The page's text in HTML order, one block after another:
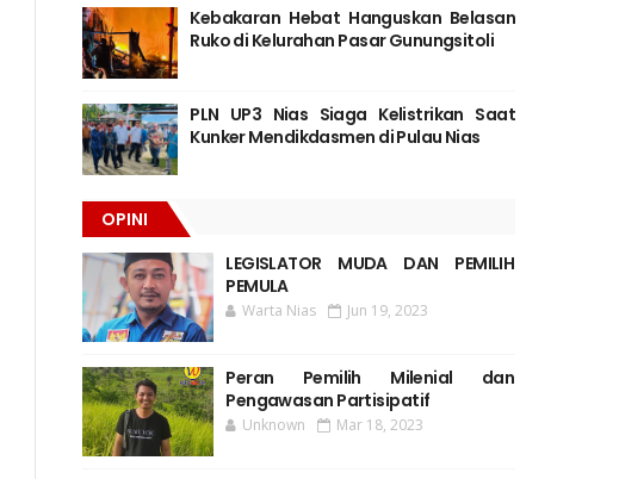
Kebakaran Hebat Hanguskan Belasan
Ruko di Kelurahan Pasar Gunungsitoli
PLN UP3 Nias Siaga Kelistrikan Saat
Kunker Mendikdasmen di Pulau Nias
OPINI
LEGISLATOR MUDA DAN PEMILIH
PEMULA
Warta Nias Jun 19, 2023
Peran Pemilih Milenial dan
Pengawasan Partisipatif
Unknown Mar 18, 2023